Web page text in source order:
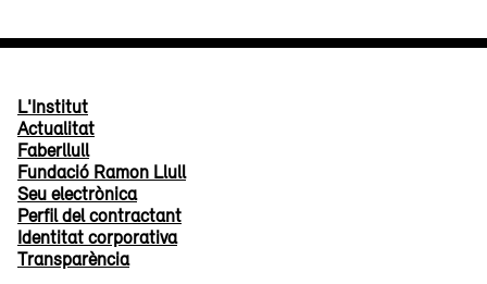
L'Institut
Actualitat
Faberllull
Fundació Ramon Llull
Seu electrònica
Perfil del contractant
Identitat corporativa
Transparència